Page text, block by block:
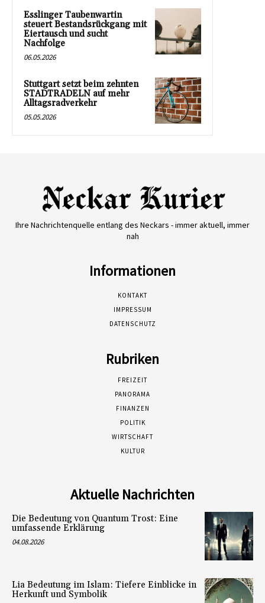
Esslinger Taubenwartin
steuert Bestandsrückgang mit
Eiertausch und sucht
Nachfolge
06.05.2026
Stuttgart setzt beim zehnten
STADTRADELN auf mehr
Alltagsradverkehr
05.05.2026
Ihre Nachrichtenquelle entlang des Neckars - immer aktuell, immer
nah
Informationen
KONTAKT
IMPRESSUM
DATENSCHUTZ
Rubriken
FREIZEIT
PANORAMA
FINANZEN
POLITIK
WIRTSCHAFT
KULTUR
Aktuelle Nachrichten
Die Bedeutung von Quantum Trost: Eine
umfassende Erklärung
04.08.2026
Lia Bedeutung im Islam: Tiefere Einblicke in
Herkunft und Symbolik